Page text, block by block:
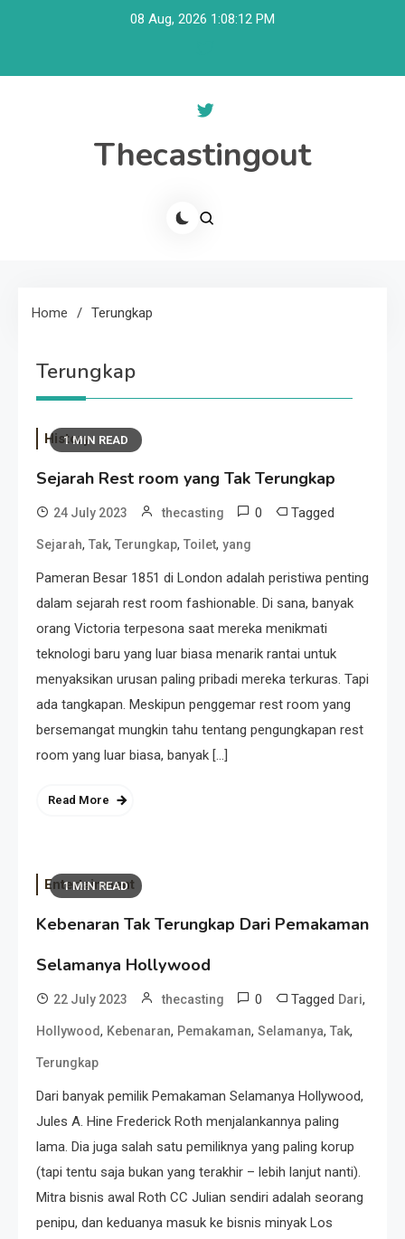
08 Aug, 2026 1:08:13 PM
Thecastingout
Home Terungkap
Terungkap
1 MIN READ
History
Sejarah Rest room yang Tak Terungkap
24 July 2023 thecasting 0 Tagged
Sejarah, Tak, Terungkap, Toilet, yang
Pameran Besar 1851 di London adalah peristiwa penting
dalam sejarah rest room fashionable. Di sana, banyak
orang Victoria terpesona saat mereka menikmati
teknologi baru yang luar biasa menarik rantai untuk
menyaksikan urusan paling pribadi mereka terkuras. Tapi
ada tangkapan. Meskipun penggemar rest room yang
bersemangat mungkin tahu tentang pengungkapan rest
room yang luar biasa, banyak […]
Read More
1 MIN READ
Entertainment
Kebenaran Tak Terungkap Dari Pemakaman
Selamanya Hollywood
22 July 2023 thecasting 0 Tagged Dari,
Hollywood, Kebenaran, Pemakaman, Selamanya, Tak,
Terungkap
Dari banyak pemilik Pemakaman Selamanya Hollywood,
Jules A. Hine Frederick Roth menjalankannya paling
lama. Dia juga salah satu pemiliknya yang paling korup
(tapi tentu saja bukan yang terakhir – lebih lanjut nanti).
Mitra bisnis awal Roth CC Julian sendiri adalah seorang
penipu, dan keduanya masuk ke bisnis minyak Los